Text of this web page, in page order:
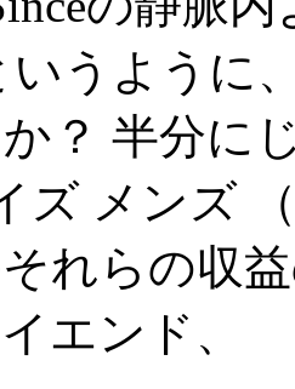
いうように
？ 半分に
ズ メンズ
れらの収
エンド、